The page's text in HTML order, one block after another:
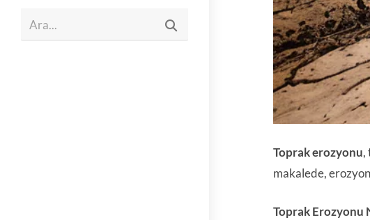
Ara...
Toprak erozyonu,
makalede,
Toprak Erozyonu